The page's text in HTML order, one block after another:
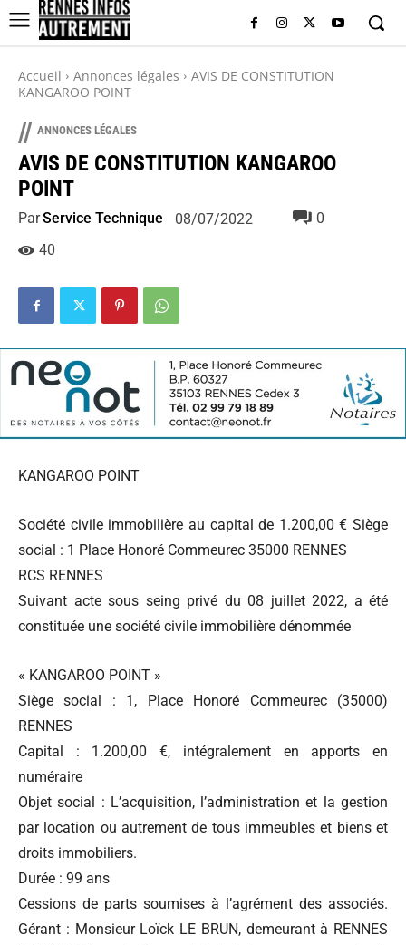
Accueil Annonces légales
AVIS DE CONSTITUTION
KANGAROO POINT
// ANNONCES LÉGALES
AVIS DE CONSTITUTION KANGAROO
POINT
ParService Technique 08/07/2022
0
40
KANGAROO POINT
Société civile immobilière au capital de 1.200,00 € Siège
social : 1 Place Honoré Commeurec 35000 RENNES
RCS RENNES
Suivant acte sous seing privé du 08 juillet 2022, a été
constituée une société civile immobilière dénommée
« KANGAROO POINT »
Siège social : 1, Place Honoré Commeurec (35000)
RENNES
Capital : 1.200,00 €, intégralement en apports en
numéraire
Objet social : L’acquisition, l’administration et la gestion
par location ou autrement de tous immeubles et biens et
droits immobiliers.
Durée : 99 ans
Cessions de parts soumises à l’agrément des associés.
Gérant : Monsieur Loïck LE BRUN, demeurant à RENNES